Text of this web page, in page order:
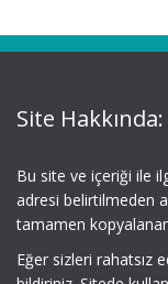
Site Hakkında:
Bu site ve içeriği ile
adresi belirtilmeden
tamamen
Eğer sizleri rahatsız